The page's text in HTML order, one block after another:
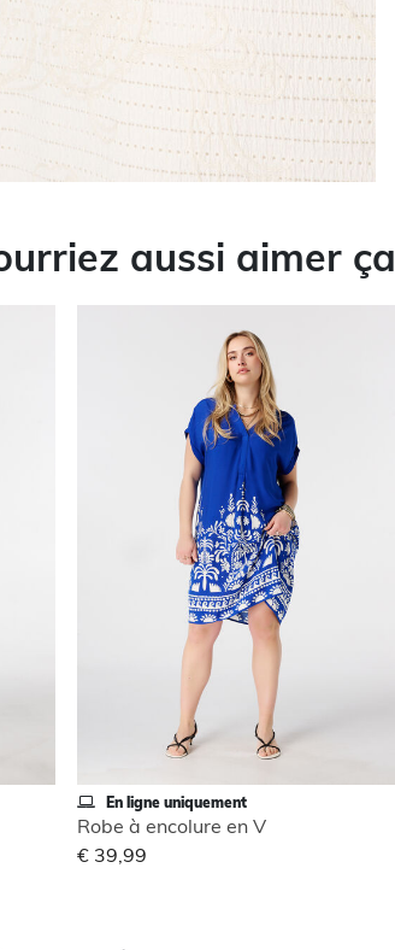
aussi aimer ça
En ligne uniquement
Robe à encolure en V
€ 39,99